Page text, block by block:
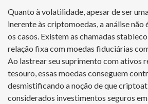
Quanto à volatilidade, apesar de ser
inerente às criptomoedas, a análise
os casos. Existem as chamadas
relação fixa com moedas fiduciárias
Ao lastrear seu suprimento com ativos
tesouro, essas moedas conseguem
desmistificando a noção de que
considerados investimentos seguros